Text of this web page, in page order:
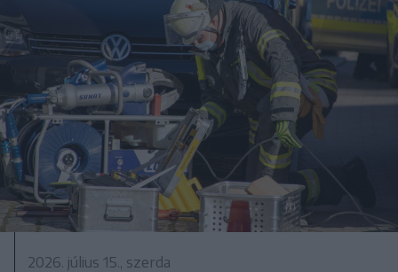
2026. július 15., szerda